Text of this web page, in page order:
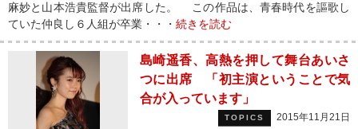
麻妙と山本浩貴監督が出席した。 この作品は、青春時代を謳歌し
ていた仲良し６人組が卒業・・・ 続きを読む
島崎遥香、高熱を押して舞台あいさ
つに出席 「初主演ということで気
合が入っています」
TOPICS 2015年11月21日